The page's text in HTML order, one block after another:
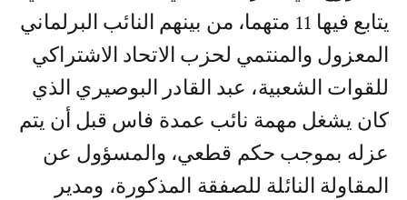
يتابع فيها 11 متهما، من بينهم النائب البرلماني
المعزول والمنتمي لحزب الاتحاد الاشتراكي
للقوات الشعبية، عبد القادر البوصيري الذي
كان يشغل مهمة نائب عمدة فاس قبل أن يتم
عزله بموجب حكم قطعي، والمسؤول عن
المقاولة النائلة للصفقة المذكورة، ومدير